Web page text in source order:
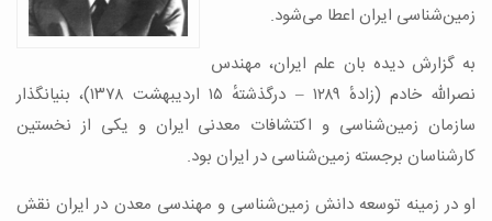
زمین‌شناسی ایران اعطا می‌شود.
به گزارش دیده بان علم ایران، مهندس
نصرالله خادم (زادهٔ ۱۲۸۹ – درگذشتهٔ ۱۵ اردیبهشت ۱۳۷۸)، بنیانگذار
سازمان زمین‌شناسی و اکتشافات معدنی ایران و یکی از نخستین
کارشناسان برجسته زمین‌شناسی در ایران بود.
او در زمینه توسعه دانش زمین‌شناسی و مهندسی معدن در ایران نقش